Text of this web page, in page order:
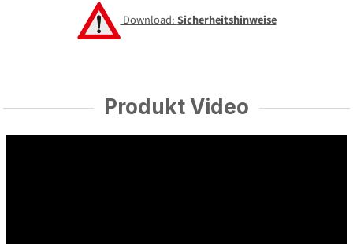
Download:Sicherheitshinweise
Produkt Video